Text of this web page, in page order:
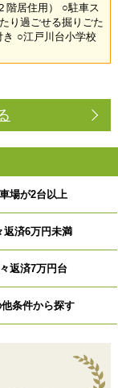
階居住用） ○駐車ス
り過ごせる掘りごた
○江戸川台小学校
場が2台以上
返済6万円未満
返済7万円台
他条件から探す